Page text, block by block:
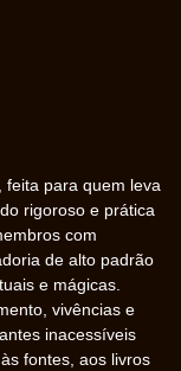
feita para quem leva
rigoroso e prática
com
de alto padrão
e mágicas.
vivências e
inacessíveis
fontes, aos livros